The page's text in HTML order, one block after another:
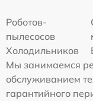
Роботов-
пылесосов
Холодильников
Мы занимаемся
обслуживанием
гарантийного